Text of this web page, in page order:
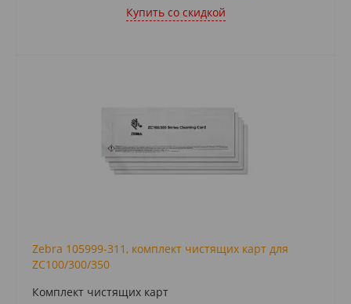
Купить cо скидкой
Zebra 105999-311, комплект чистящих карт для
ZC100/300/350
Комплект чистящих карт